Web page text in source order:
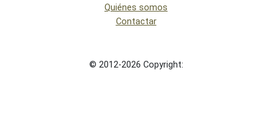
Quiénes somos
Contactar
© 2012-2026 Copyright: